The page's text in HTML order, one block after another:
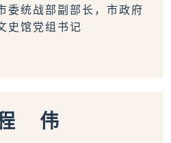
委统战部副部长，市政府
史馆党组书记
伟